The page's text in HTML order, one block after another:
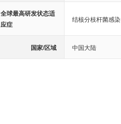
全球最高研发状态适
应症
结核分枝杆菌感染
国家/区域 中国大陆